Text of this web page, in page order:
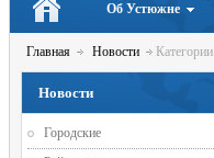
Об Устюжне
Главная Новости Категории
Новости
Городские